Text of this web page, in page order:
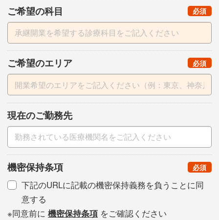
ご希望の科目 （
必須）
ご希望のエリア （
必須）
現在のご勤務先
機密保持条項 （
必須）
下記のURLに記載の機密保持義務を負うことに同
意する
※同意前に 機密保持条項 をご確認ください